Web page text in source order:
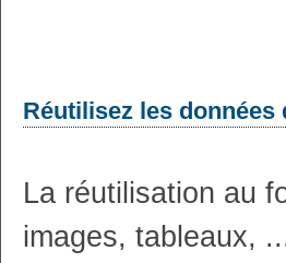
Réutilisez les données
La réutilisation au
images, tableaux,